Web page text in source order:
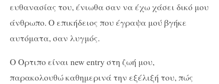
ευθανασίας του, ένιωθα σαν να έχω χάσει δικό μου
άνθρωπο. Ο επικήδειος που έγραψα μού βγήκε
αυτόματα, σαν λυγμός.
Ο Ορτιπο είναι new entry στη ζωή μου,
παρακολουθώ καθημερινά την εξέλιξή του, πώς